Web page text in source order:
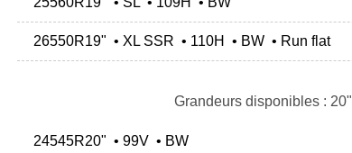
26550R19" • XL SSR • 110H • BW • Run flat
Grandeurs disponibles : 20"
24545R20" • 99V • BW